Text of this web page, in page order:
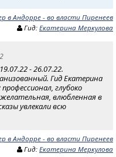
в Андорре - во власти Пиренеев
Гид: Екатерина Меркулова
- 26.07.22.
Гид Екатерина
глубоко
влюбленная в
увлекали всю
в Андорре - во власти Пиренеев
Гид: Екатерина Меркулова